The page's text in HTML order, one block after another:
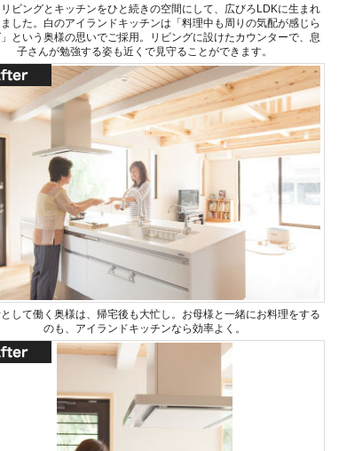
ビングとキッチンをひと続きの空間にして、広びろLDKに生まれ
した。白のアイランドキッチンは「料理中も周りの気配が感じら
という奥様の思いでご採用。リビングに設けたカウンターで、息
子さんが勉強する姿も近くで見守ることができます。
して働く奥様は、帰宅後も大忙し。お母様と一緒にお料理をする
のも、アイランドキッチンなら効率よく。